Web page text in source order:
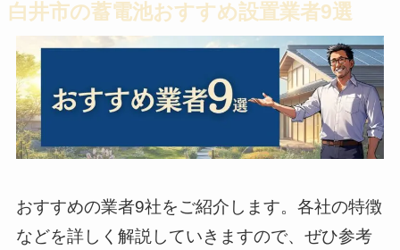
白井市の蓄電池おすすめ設置業者9選
おすすめの業者9社をご紹介します。各社の特徴
などを詳しく解説していきますので、ぜひ参考